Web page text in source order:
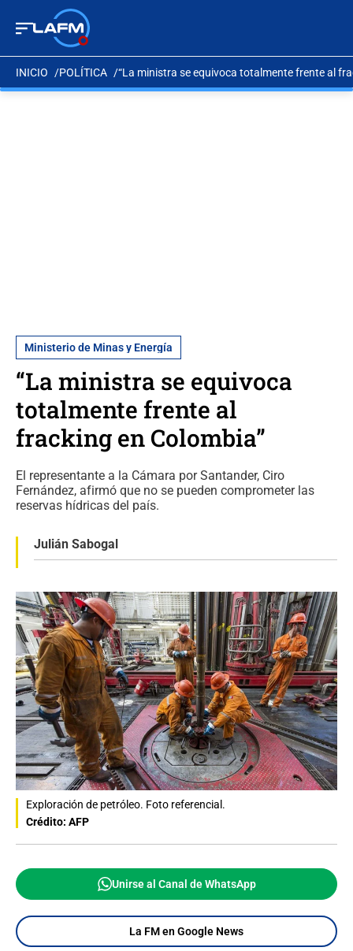
INICIO POLÍTICA “La ministra se equivoca totalmente frente al
Ministerio de Minas y Energía
“La ministra se equivoca
totalmente frente al
fracking en Colombia”
El representante a la Cámara por Santander, Ciro
Fernández, afirmó que no se pueden comprometer las
reservas hídricas del país.
Julián Sabogal
Exploración de petróleo. Foto referencial.
Crédito: AFP
Unirse al Canal de WhatsApp
La FM en Google News